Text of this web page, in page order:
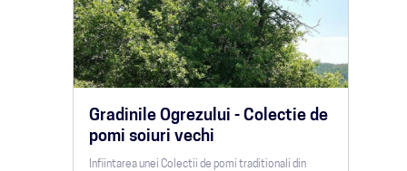
Gradinile Ogrezului - Colectie de
pomi soiuri vechi
Infiintarea unei Colectii de pomi traditionali din